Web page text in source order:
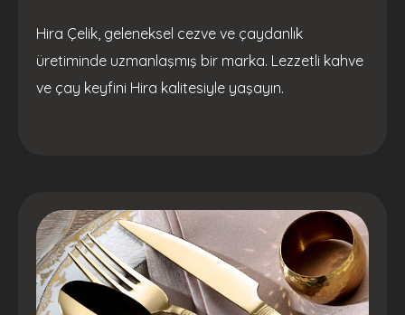
Hira Çelik, geleneksel cezve ve çaydanlık
üretiminde uzmanlaşmış bir marka. Lezzetli kahve
ve çay keyfini Hira kalitesiyle yaşayın.